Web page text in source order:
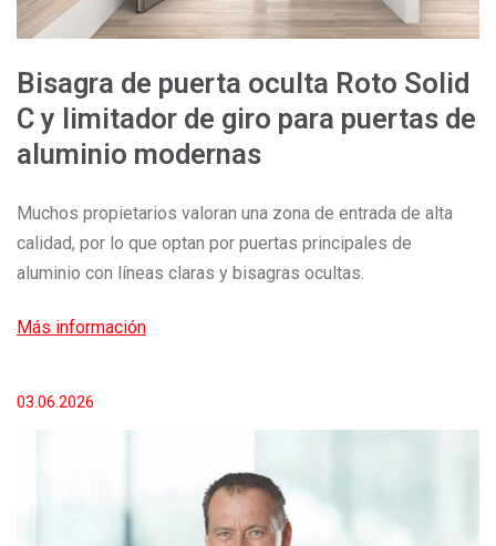
Bisagra de puerta oculta Roto Solid
C y limitador de giro para puertas de
aluminio modernas
Muchos propietarios valoran una zona de entrada de alta
calidad, por lo que optan por puertas principales de
aluminio con líneas claras y bisagras ocultas.
Más información
03.06.2026